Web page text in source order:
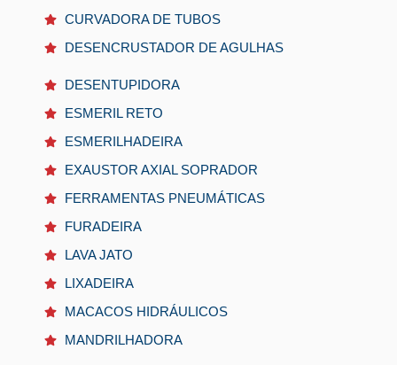
CURVADORA DE TUBOS
DESENCRUSTADOR DE AGULHAS
DESENTUPIDORA
ESMERIL RETO
ESMERILHADEIRA
EXAUSTOR AXIAL SOPRADOR
FERRAMENTAS PNEUMÁTICAS
FURADEIRA
LAVA JATO
LIXADEIRA
MACACOS HIDRÁULICOS
MANDRILHADORA